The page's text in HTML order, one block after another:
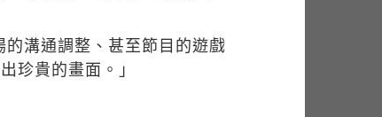
溝通調整、甚至節目的遊戲
珍貴的畫面。」